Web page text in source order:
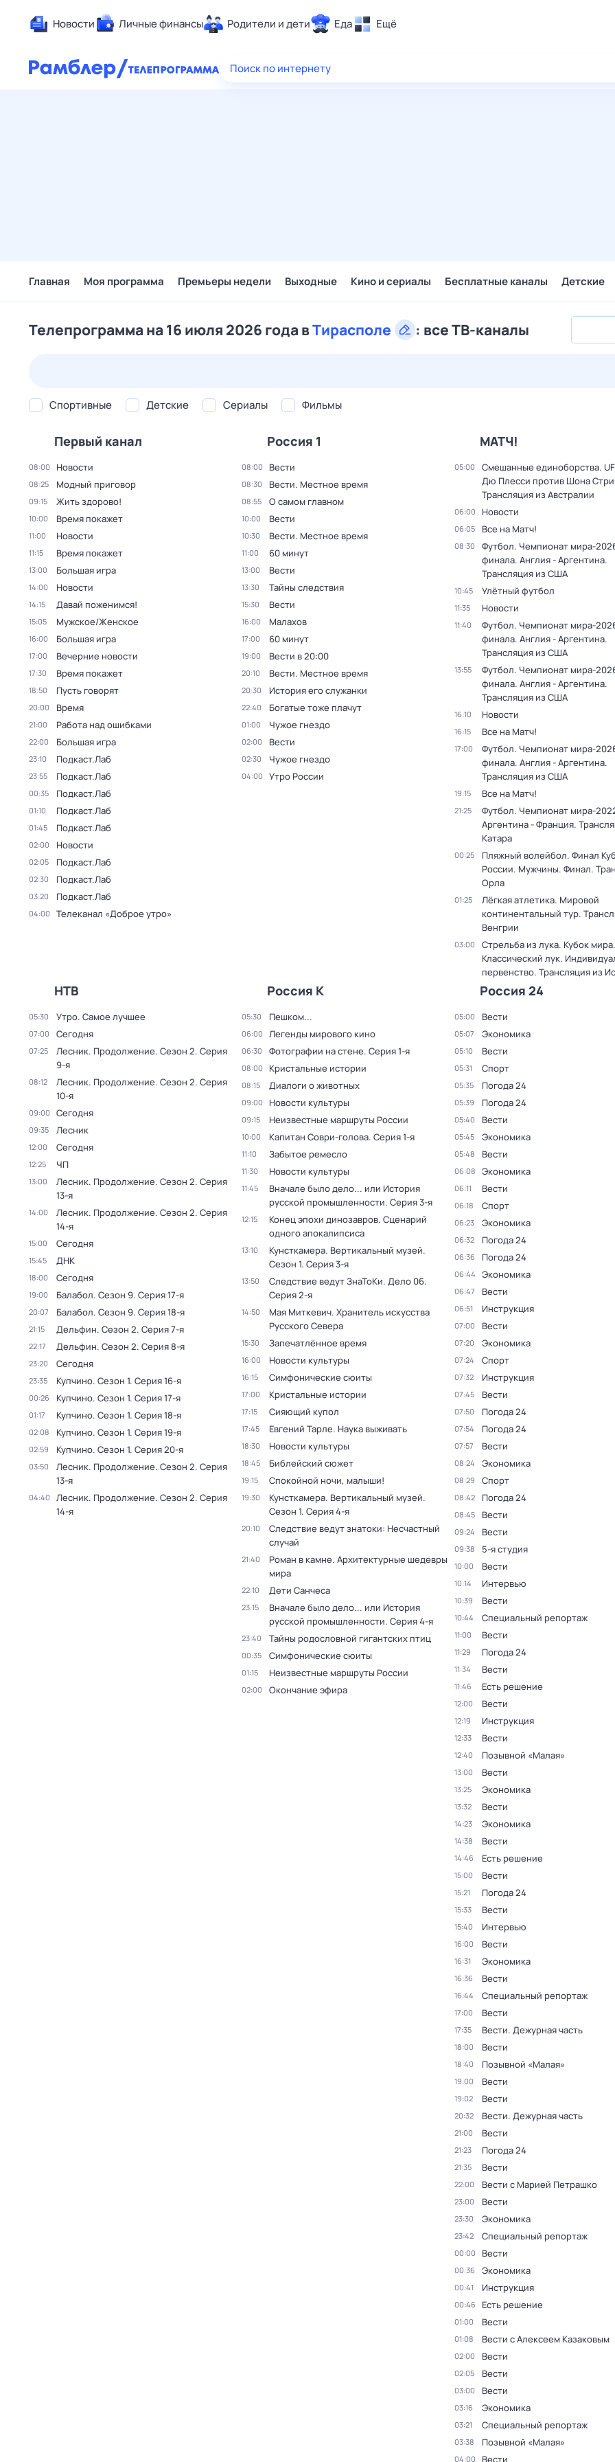
Новости Личные финансы Родители и дети Еда Ещё
Здоровье
Поиск по интернету
Главная Моя программа Премьеры недели Выходные Кино и сериалы Бесплатные каналы Детские
Телепрограмма на 16 июля 2026 года вТирасполе : все ТВ-каналы
Спортивные Детские Сериалы Фильмы
Первый канал
08:00 Новости
08:25 Модный приговор
09:15 Жить здорово!
10:00 Время покажет
11:00 Новости
11:15 Время покажет
13:00 Большая игра
14:00 Новости
14:15 Давай поженимся!
15:05 Мужское/Женское
16:00 Большая игра
17:00 Вечерние новости
17:30 Время покажет
18:50 Пусть говорят
20:00 Время
21:00 Работа над ошибками
22:00 Большая игра
23:10 Подкаст.Лаб
23:55 Подкаст.Лаб
00:35 Подкаст.Лаб
01:10 Подкаст.Лаб
01:45 Подкаст.Лаб
02:00 Новости
02:05 Подкаст.Лаб
02:30 Подкаст.Лаб
03:20 Подкаст.Лаб
04:00 Телеканал «Доброе утро»
Россия 1
08:00 Вести
08:30 Вести. Местное время
08:55 О самом главном
10:00 Вести
10:30 Вести. Местное время
11:00 60 минут
13:00 Вести
13:30 Тайны следствия
15:30 Вести
16:00 Малахов
17:00 60 минут
19:00 Вести в 20:00
20:10 Вести. Местное время
20:30 История его служанки
22:40 Богатые тоже плачут
01:00 Чужое гнездо
02:00 Вести
02:30 Чужое гнездо
04:00 Утро России
МАТЧ!
05:00
Смешанные единоборства.
Дю Плесси против Шона
Трансляция из Австралии
06:00 Новости
06:05 Все на Матч!
08:30
Футбол. Чемпионат мира-
финала. Англия - Аргентина.
Трансляция из США
10:45 Улётный футбол
11:35 Новости
11:40
Футбол. Чемпионат мира-
финала. Англия - Аргентина.
Трансляция из США
13:55
Футбол. Чемпионат мира-
финала. Англия - Аргентина.
Трансляция из США
16:10 Новости
16:15 Все на Матч!
17:00
Футбол. Чемпионат мира-
финала. Англия - Аргентина.
Трансляция из США
19:15 Все на Матч!
21:25
Футбол. Чемпионат мира-
Аргентина - Франция.
Катара
00:25
Пляжный волейбол. Финал
России. Мужчины. Финал.
Орла
01:25
Лёгкая атлетика. Мировой
континентальный тур.
Венгрии
03:00
Стрельба из лука. Кубок мира.
Классический лук.
первенство. Трансляция из
НТВ
05:30 Утро. Самое лучшее
07:00 Сегодня
07:25 Лесник. Продолжение. Сезон 2. Серия
9-я
08:12 Лесник. Продолжение. Сезон 2. Серия
10-я
09:00 Сегодня
09:35 Лесник
12:00 Сегодня
12:25 ЧП
13:00 Лесник. Продолжение. Сезон 2. Серия
13-я
14:00 Лесник. Продолжение. Сезон 2. Серия
14-я
15:00 Сегодня
15:45 ДНК
18:00 Сегодня
19:00 Балабол. Сезон 9. Серия 17-я
20:07 Балабол. Сезон 9. Серия 18-я
21:15 Дельфин. Сезон 2. Серия 7-я
22:17 Дельфин. Сезон 2. Серия 8-я
23:20 Сегодня
23:35 Купчино. Сезон 1. Серия 16-я
00:26 Купчино. Сезон 1. Серия 17-я
01:17 Купчино. Сезон 1. Серия 18-я
02:08 Купчино. Сезон 1. Серия 19-я
02:59 Купчино. Сезон 1. Серия 20-я
03:50 Лесник. Продолжение. Сезон 2. Серия
13-я
04:40 Лесник. Продолжение. Сезон 2. Серия
14-я
Россия К
05:30 Пешком...
06:00 Легенды мирового кино
06:30 Фотографии на стене. Серия 1-я
08:00 Кристальные истории
08:15 Диалоги о животных
09:00 Новости культуры
09:15 Неизвестные маршруты России
10:00 Капитан Соври-голова. Серия 1-я
11:10 Забытое ремесло
11:30 Новости культуры
11:45
Вначале было дело... или История
русской промышленности. Серия 3-я
12:15
Конец эпохи динозавров. Сценарий
одного апокалипсиса
13:10 Кунсткамера. Вертикальный музей.
Сезон 1. Серия 3-я
13:50 Следствие ведут ЗнаТоКи. Дело 06.
Серия 2-я
14:50
Мая Миткевич. Хранитель искусства
Русского Севера
15:30 Запечатлённое время
16:00 Новости культуры
16:15 Симфонические сюиты
17:00 Кристальные истории
17:15 Сияющий купол
17:45 Евгений Тарле. Наука выживать
18:30 Новости культуры
18:45 Библейский сюжет
19:15 Спокойной ночи, малыши!
19:30 Кунсткамера. Вертикальный музей.
Сезон 1. Серия 4-я
20:10
Следствие ведут знатоки: Несчастный
случай
21:40
Роман в камне. Архитектурные шедевры
мира
22:10 Дети Санчеса
23:15
Вначале было дело... или История
русской промышленности. Серия 4-я
23:40 Тайны родословной гигантских птиц
00:35 Симфонические сюиты
01:15 Неизвестные маршруты России
02:00 Окончание эфира
Россия 24
05:00 Вести
05:07 Экономика
05:10 Вести
05:31 Спорт
05:35 Погода 24
05:39 Погода 24
05:40 Вести
05:45 Экономика
05:48 Вести
06:08 Экономика
06:11 Вести
06:18 Спорт
06:23 Экономика
06:32 Погода 24
06:36 Погода 24
06:44 Экономика
06:47 Вести
06:51 Инструкция
07:00 Вести
07:20 Экономика
07:24 Спорт
07:32 Инструкция
07:45 Вести
07:50 Погода 24
07:54 Погода 24
07:57 Вести
08:24 Экономика
08:29 Спорт
08:42 Погода 24
08:45 Вести
09:24 Вести
09:38 5-я студия
10:00 Вести
10:14 Интервью
10:39 Вести
10:44 Специальный репортаж
11:00 Вести
11:29 Погода 24
11:34 Вести
11:46 Есть решение
12:00 Вести
12:19 Инструкция
12:33 Вести
12:40 Позывной «Малая»
13:00 Вести
13:25 Экономика
13:32 Вести
14:23 Экономика
14:38 Вести
14:46 Есть решение
15:00 Вести
15:21 Погода 24
15:33 Вести
15:40 Интервью
16:00 Вести
16:31 Экономика
16:36 Вести
16:44 Специальный репортаж
17:00 Вести
17:35 Вести. Дежурная часть
18:00 Вести
18:40 Позывной «Малая»
19:00 Вести
19:02 Вести
20:32 Вести. Дежурная часть
21:00 Вести
21:23 Погода 24
21:35 Вести
22:00 Вести с Марией Петрашко
23:00 Вести
23:30 Экономика
23:42 Специальный репортаж
00:00 Вести
00:36 Экономика
00:41 Инструкция
00:46 Есть решение
01:00 Вести
01:08 Вести с Алексеем Казаковым
02:00 Вести
02:05 Вести
03:00 Вести
03:16 Экономика
03:21 Специальный репортаж
03:38 Позывной «Малая»
04:00 Вести